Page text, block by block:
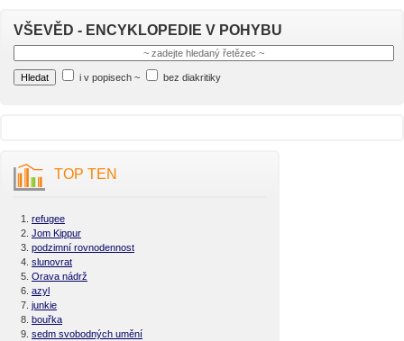
VŠEVĚD - ENCYKLOPEDIE V POHYBU
i v popisech ~ bez diakritiky
TOP TEN
refugee
Jom Kippur
podzimní rovnodennost
slunovrat
Orava nádrž
azyl
junkie
bouřka
sedm svobodných umění